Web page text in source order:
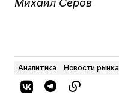
Михаил Серов
Аналитика Новости рынка